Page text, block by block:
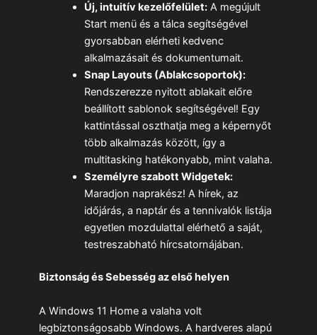
Új, intuitív kezelőfelület:A megújult
Start menü és a tálca segítségével
gyorsabban elérheti kedvenc
alkalmazásait és dokumentumait.
Snap Layouts (Ablakcsoportok):
Rendszerezze nyitott ablakait előre
beállított sablonok segítségével! Egy
kattintással oszthatja meg a képernyőt
több alkalmazás között, így a
multitasking hatékonyabb, mint valaha.
Személyre szabott Widgetek:
Maradjon naprakész! A hírek, az
időjárás, a naptár és a tennivalók listája
egyetlen mozdulattal elérhető a saját,
testreszabható hírcsatornájában.
Biztonság és Sebesség az első helyen
A Windows 11 Home a valaha volt
legbiztonságosabb Windows. A hardveres alapú